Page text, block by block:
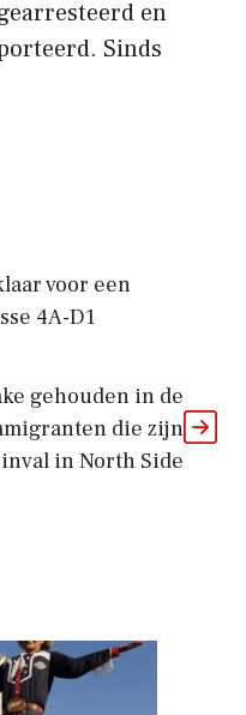
en
Sinds
voor een
4A-D1
gehouden in de
die zijn
in North Side